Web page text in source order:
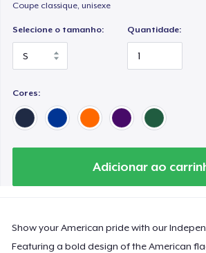
Coupe classique, unisexe
Selecione o tamanho: Quantidade:
Cores:
Adicionar ao
Show your American pride with our
Featuring a bold design of the American